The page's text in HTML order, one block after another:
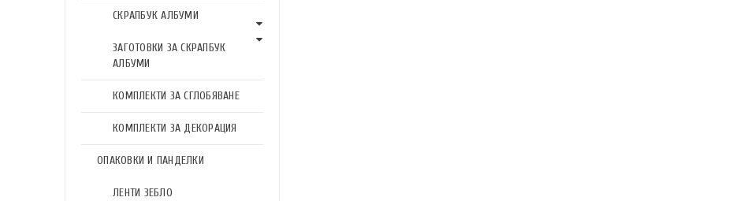
СКРАПБУК АЛБУМИ
ЗАГОТОВКИ ЗА СКРАПБУК
АЛБУМИ
КОМПЛЕКТИ ЗА СГЛОБЯВАНЕ
КОМПЛЕКТИ ЗА ДЕКОРАЦИЯ
ОПАКОВКИ И ПАНДЕЛКИ
ЛЕНТИ ЗЕБЛО